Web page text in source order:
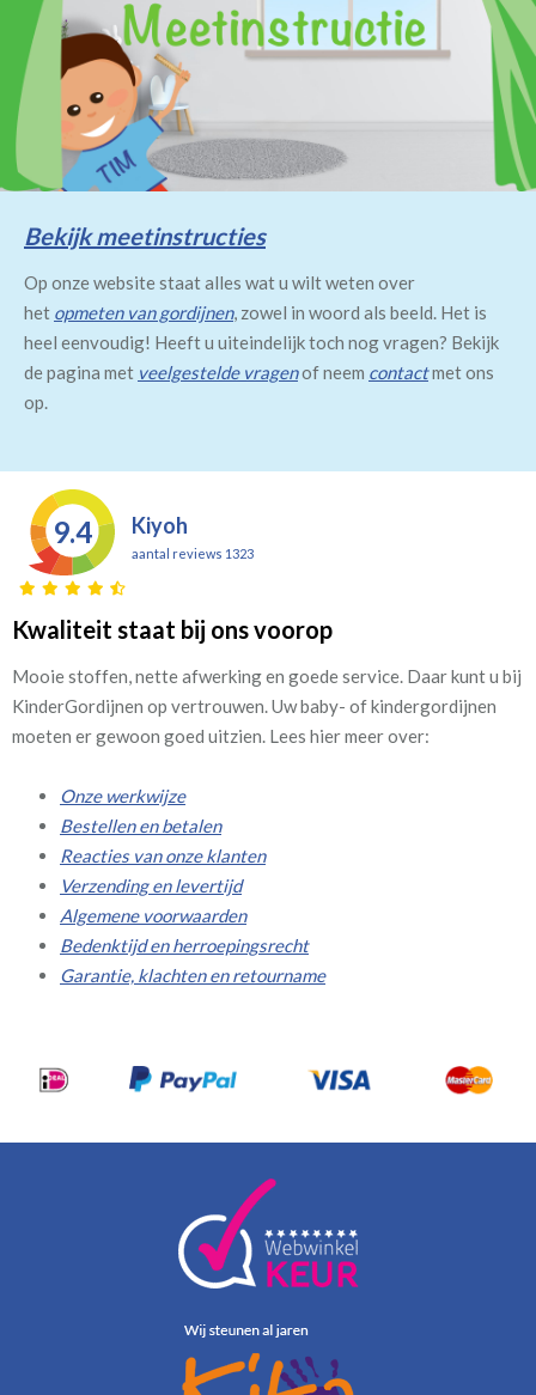
Bekijk meetinstructies
Op onze website staat alles wat u wilt weten over
het opmeten van gordijnen, zowel in woord als beeld. Het is
heel eenvoudig! Heeft u uiteindelijk toch nog vragen? Bekijk
de pagina met veelgestelde vragenof neem contactmet ons
op.
9.4 Kiyoh
aantal reviews 1323
Kwaliteit staat bij ons voorop
Mooie stoffen, nette afwerking en goede service. Daar kunt u bij
KinderGordijnen op vertrouwen. Uw baby- of kindergordijnen
moeten er gewoon goed uitzien. Lees hier meer over:
Onze werkwijze
Bestellen en betalen
Reacties van onze klanten
Verzending en levertijd
Algemene voorwaarden
Bedenktijd en herroepingsrecht
Garantie, klachten en retourname